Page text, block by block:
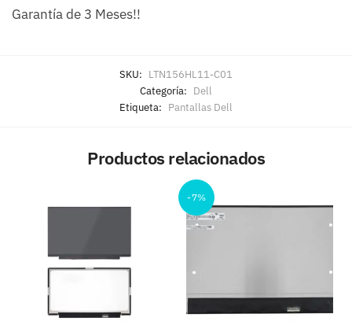
Garantía de 3 Meses!!
SKU: LTN156HL11-C01
Categoría: Dell
Etiqueta: Pantallas Dell
Productos relacionados
-7%